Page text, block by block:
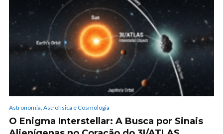
Astronomia, Astrofísica e Cosmologia
O Enigma Interstellar: A Busca por Sinais